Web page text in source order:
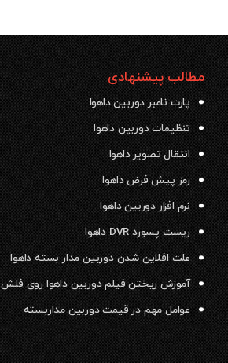
مطالب پیشنهادی
پارت نامبر دوربین داهوا
تنظیمات دوربین داهوا
انتقال تصویر داهوا
رمز پیش فرض داهوا
نرم افزار دوربین داهوا
ریست پسورد DVR داهوا
علت افلاین شدن دوربین مدار بسته داهوا
آموزش ریختن فیلم دوربین داهوا روی فلش
عوامل مهم در قیمت دوربین مداربسته